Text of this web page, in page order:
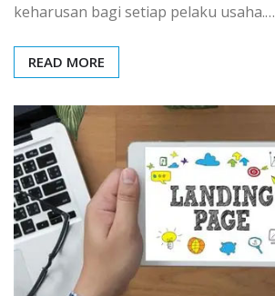
keharusan bagi setiap pelaku usaha.…
READ MORE